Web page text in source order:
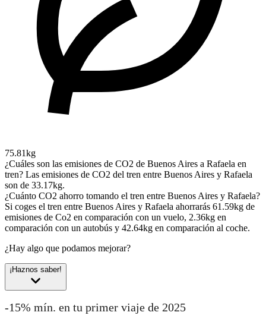
75.81kg
¿Cuáles son las emisiones de CO2 de Buenos Aires a Rafaela en
tren? Las emisiones de CO2 del tren entre Buenos Aires y Rafaela
son de 33.17kg.
¿Cuánto CO2 ahorro tomando el tren entre Buenos Aires y Rafaela?
Si coges el tren entre Buenos Aires y Rafaela ahorrarás 61.59kg de
emisiones de Co2 en comparación con un vuelo, 2.36kg en
comparación con un autobús y 42.64kg en comparación al coche.
¿Hay algo que podamos mejorar?
¡Haznos saber!
-15% mín. en tu primer viaje de 2025